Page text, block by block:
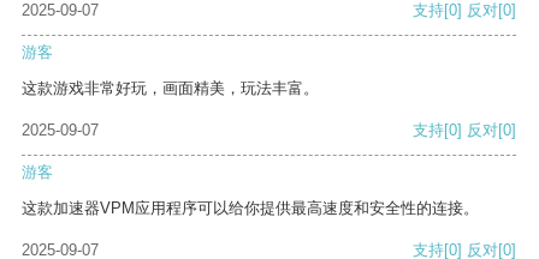
2025-09-07 支持[0] 反对[0]
游客
这款游戏非常好玩，画面精美，玩法丰富。
2025-09-07 支持[0] 反对[0]
游客
这款加速器VPM应用程序可以给你提供最高速度和安全性的连接。
2025-09-07 支持[0] 反对[0]